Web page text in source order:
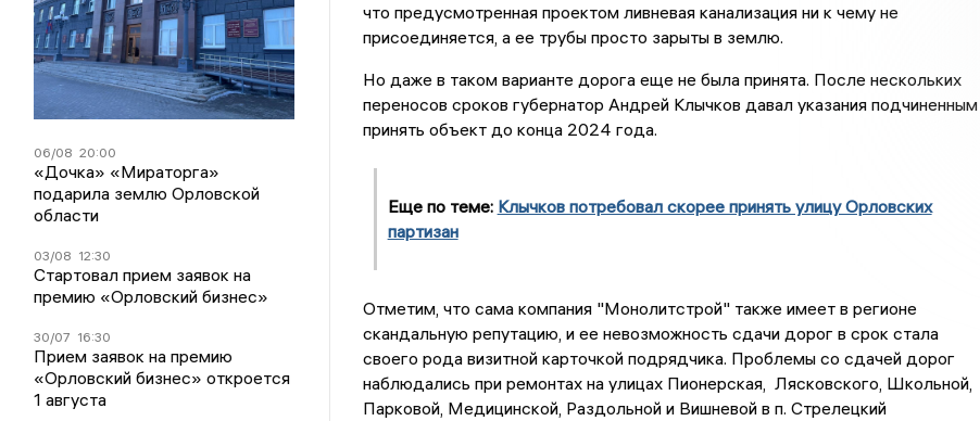
06/08 20:00
«Дочка» «Мираторга»
подарила землю Орловской
области
03/08 12:30
Стартовал прием заявок на
премию «Орловский бизнес»
30/07 16:30
Прием заявок на премию
«Орловский бизнес» откроется
1 августа
что предусмотренная проектом ливневая канализация ни к чему не
присоединяется, а ее трубы просто зарыты в землю.
Но даже в таком варианте дорога еще не была принята. После нескольких
переносов сроков губернатор Андрей Клычков давал указания подчиненным
принять объект до конца 2024 года.
Еще по теме: Клычков потребовал скорее принять улицу Орловских
партизан
Отметим, что сама компания "Монолитстрой" также имеет в регионе
скандальную репутацию, и ее невозможность сдачи дорог в срок стала
своего рода визитной карточкой подрядчика. Проблемы со сдачей дорог
наблюдались при ремонтах на улицах Пионерская, Лясковского, Школьной,
Парковой, Медицинской, Раздольной и Вишневой в п. Стрелецкий